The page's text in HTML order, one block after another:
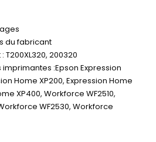
du fabricant
200320
:Epson Expression
Home XP200, Expression Home
XP400, Workforce WF2510,
WF2530, Workforce